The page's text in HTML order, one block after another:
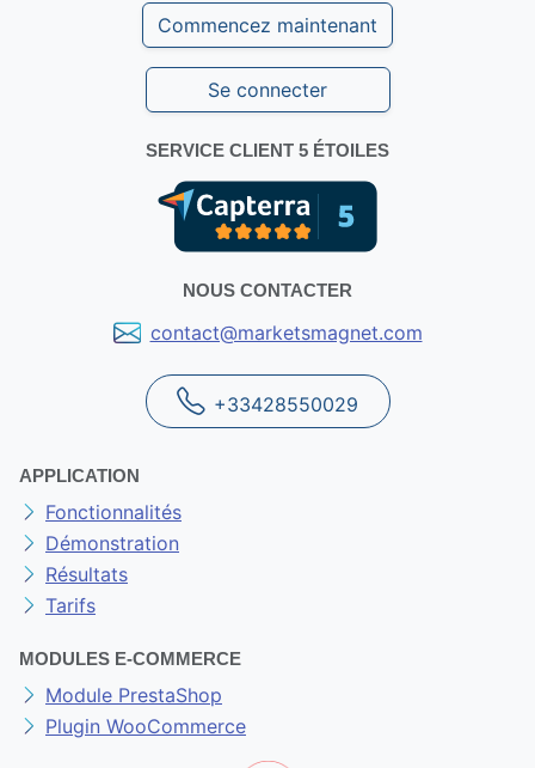
Commencez maintenant
Se connecter
SERVICE CLIENT 5 ÉTOILES
NOUS CONTACTER
contact@marketsmagnet.com
+33428550029
APPLICATION
Fonctionnalités
Démonstration
Résultats
Tarifs
MODULES E-COMMERCE
Module PrestaShop
Plugin WooCommerce